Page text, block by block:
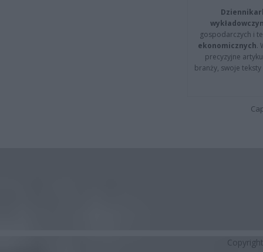
gospodarczych i
ekonomicznych.
precyzyjne
branży, swoje